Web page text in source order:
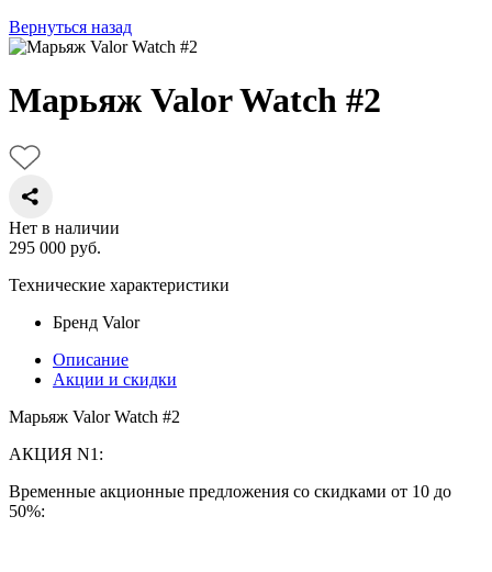
Вернуться назад
Марьяж Valor Watch #2
Нет в наличии
295 000 руб.
Технические характеристики
Бренд Valor
Описание
Акции и скидки
Марьяж Valor Watch #2
АКЦИЯ N1:
Временные акционные предложения со скидками от 10 до
50%: